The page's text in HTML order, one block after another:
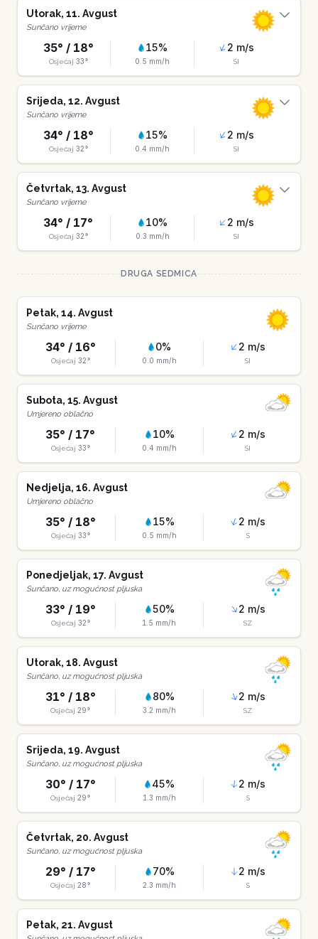
Utorak, 11. Avgust
Sunčano vrijeme
35° / 18°
Osjećaj 33°
15%
0.5 mm/h
2 m/s
SI
Srijeda, 12. Avgust
Sunčano vrijeme
34° / 18°
Osjećaj 32°
15%
0.4 mm/h
2 m/s
SI
Četvrtak, 13. Avgust
Sunčano vrijeme
34° / 17°
Osjećaj 32°
10%
0.3 mm/h
2 m/s
SI
DRUGA SEDMICA
Petak, 14. Avgust
Sunčano vrijeme
34° / 16°
Osjećaj 32°
0%
0.0 mm/h
2 m/s
SI
Subota, 15. Avgust
Umjereno oblačno
35° / 17°
Osjećaj 33°
10%
0.4 mm/h
2 m/s
SI
Nedjelja, 16. Avgust
Umjereno oblačno
35° / 18°
Osjećaj 33°
15%
0.5 mm/h
2 m/s
S
Ponedjeljak, 17. Avgust
Sunčano, uz mogućnost pljuska
33° / 19°
Osjećaj 32°
50%
1.5 mm/h
2 m/s
SZ
Utorak, 18. Avgust
Sunčano, uz mogućnost pljuska
31° / 18°
Osjećaj 29°
80%
3.2 mm/h
2 m/s
SZ
Srijeda, 19. Avgust
Sunčano, uz mogućnost pljuska
30° / 17°
Osjećaj 29°
45%
1.3 mm/h
2 m/s
S
Četvrtak, 20. Avgust
Sunčano, uz mogućnost pljuska
29° / 17°
Osjećaj 28°
70%
2.3 mm/h
2 m/s
S
Petak, 21. Avgust